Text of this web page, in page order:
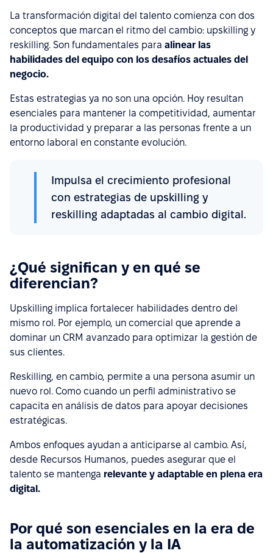
La transformación digital del talento comienza con dos
conceptos que marcan el ritmo del cambio: upskilling y
reskilling. Son fundamentales para alinear las
habilidades del equipo con los desafíos actuales del
negocio.
Estas estrategias ya no son una opción. Hoy resultan
esenciales para mantener la competitividad, aumentar
la productividad y preparar a las personas frente a un
entorno laboral en constante evolución.
Impulsa el crecimiento profesional
con estrategias de upskilling y
reskilling adaptadas al cambio digital.
¿Qué significan y en qué se
diferencian?
Upskilling implica fortalecer habilidades dentro del
mismo rol. Por ejemplo, un comercial que aprende a
dominar un CRM avanzado para optimizar la gestión de
sus clientes.
Reskilling, en cambio, permite a una persona asumir un
nuevo rol. Como cuando un perfil administrativo se
capacita en análisis de datos para apoyar decisiones
estratégicas.
Ambos enfoques ayudan a anticiparse al cambio. Así,
desde Recursos Humanos, puedes asegurar que el
talento se mantenga relevante y adaptable en plena era
digital.
Por qué son esenciales en la era de
la automatización y la IA